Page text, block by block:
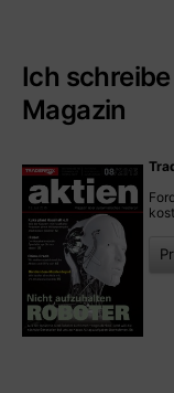
Ich
Magazin